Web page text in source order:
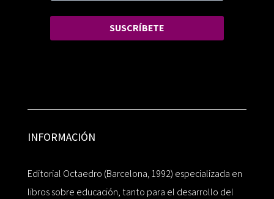
SUSCRÍBETE
INFORMACIÓN
Editorial Octaedro (Barcelona, 1992) especializada en
libros sobre educación, tanto para el desarrollo del